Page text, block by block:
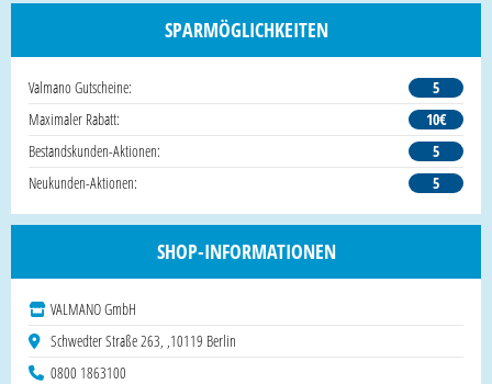
SPARMÖGLICHKEITEN
Valmano Gutscheine:
5
Maximaler Rabatt:
10€
Bestandskunden-Aktionen:
5
Neukunden-Aktionen:
5
SHOP-INFORMATIONEN
VALMANO GmbH
Schwedter Straße 263, ,10119 Berlin
0800 1863100